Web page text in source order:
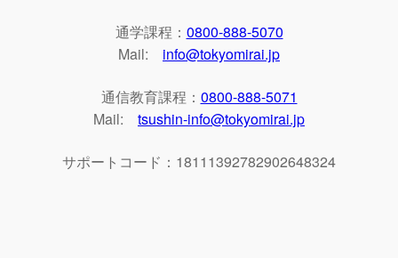
通学課程： 0800-888-5070
Mail: info@tokyomirai.jp
通信教育課程： 0800-888-5071
Mail: tsushin-info@tokyomirai.jp
サポートコード：18111392782902648324